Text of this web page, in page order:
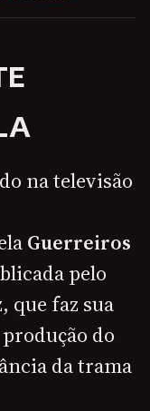
na televisão
Guerreiros
pelo
que faz sua
do
da trama